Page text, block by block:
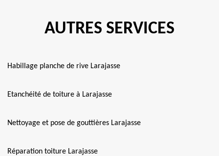
AUTRES SERVICES
Habillage planche de rive Larajasse
Etanchéité de toiture à Larajasse
Nettoyage et pose de gouttières Larajasse
Réparation toiture Larajasse